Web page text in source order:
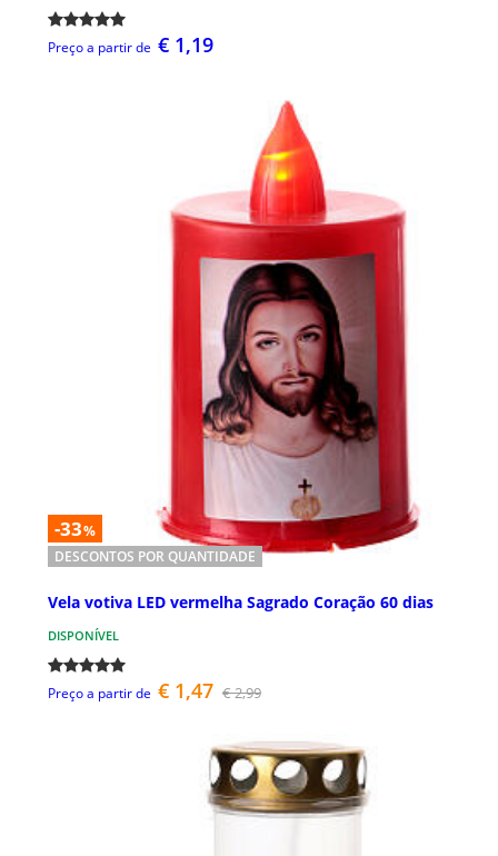
Preço a partir de € 1,19
-33%
DESCONTOS POR QUANTIDADE
Vela votiva LED vermelha Sagrado Coração 60 dias
DISPONÍVEL
Preço a partir de € 1,47 € 2,99